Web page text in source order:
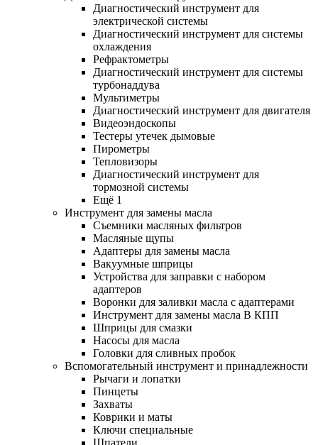
Диагностический инструмент для
электрической системы
Диагностический инструмент для системы
охлаждения
Рефрактометры
Диагностический инструмент для системы
турбонаддува
Мультиметры
Диагностический инструмент для двигателя
Видеоэндоскопы
Тестеры утечек дымовые
Пирометры
Тепловизоры
Диагностический инструмент для
тормозной системы
Ещё 1
Инструмент для замены масла
Съемники масляных фильтров
Масляные щупы
Адаптеры для замены масла
Вакуумные шприцы
Устройства для заправки с набором
адаптеров
Воронки для заливки масла с адаптерами
Инструмент для замены масла В КПП
Шприцы для смазки
Насосы для масла
Головки для сливных пробок
Вспомогательный инструмент и принадлежности
Рычаги и лопатки
Пинцеты
Захваты
Коврики и маты
Ключи специальные